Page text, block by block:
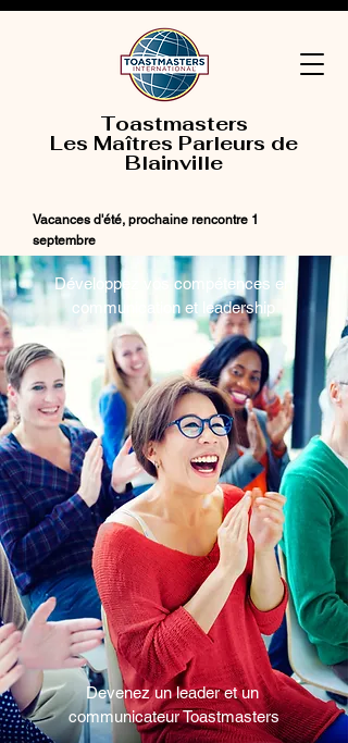
Toastmasters
Les Maîtres Parleurs de
Blainville
Vacances d'été, prochaine rencontre 1
septembre
Développez vos compétences en
communication et leadership
Devenez un leader et un
communicateur Toastmasters